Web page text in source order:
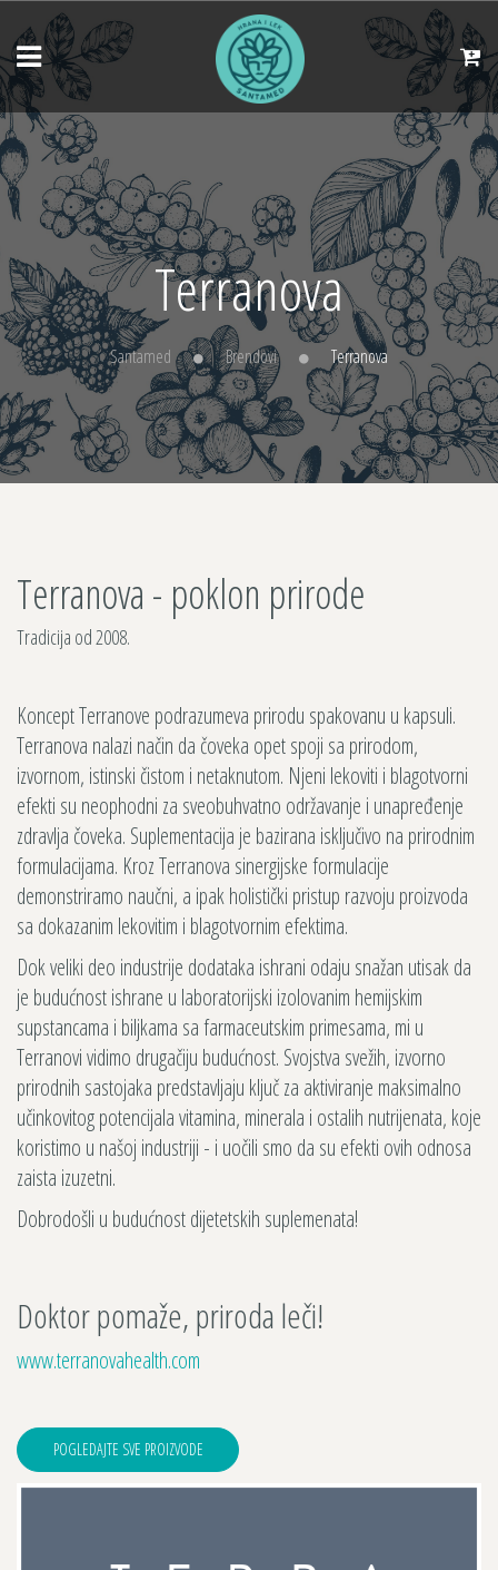
Terranova
Santamed Brendovi Terranova
Terranova - poklon prirode
Tradicija od 2008.
Koncept Terranove podrazumeva prirodu spakovanu u kapsuli.
Terranova nalazi način da čoveka opet spoji sa prirodom,
izvornom, istinski čistom i netaknutom. Njeni lekoviti i blagotvorni
efekti su neophodni za sveobuhvatno održavanje i unapređenje
zdravlja čoveka. Suplementacija je bazirana isključivo na prirodnim
formulacijama. Kroz Terranova sinergijske formulacije
demonstriramo naučni, a ipak holistički pristup razvoju proizvoda
sa dokazanim lekovitim i blagotvornim efektima.
Dok veliki deo industrije dodataka ishrani odaju snažan utisak da
je budućnost ishrane u laboratorijski izolovanim hemijskim
supstancama i biljkama sa farmaceutskim primesama, mi u
Terranovi vidimo drugačiju budućnost. Svojstva svežih, izvorno
prirodnih sastojaka predstavljaju ključ za aktiviranje maksimalno
učinkovitog potencijala vitamina, minerala i ostalih nutrijenata, koje
koristimo u našoj industriji - i uočili smo da su efekti ovih odnosa
zaista izuzetni.
Dobrodošli u budućnost dijetetskih suplemenata!
Doktor pomaže, priroda leči!
www.terranovahealth.com
POGLEDAJTE SVE PROIZVODE